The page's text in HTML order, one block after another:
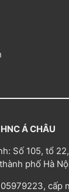
Á CHÂU
Số 105, tổ
phố Hà
cấp